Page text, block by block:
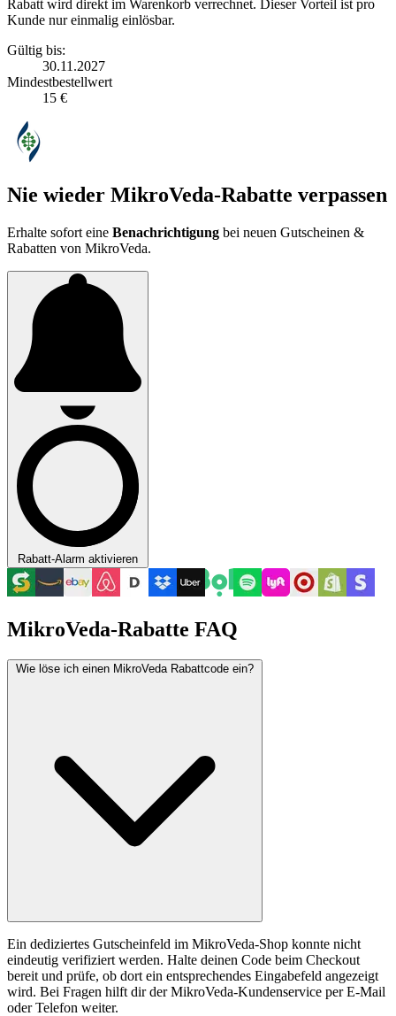
Rabatt wird direkt im Warenkorb verrechnet. Dieser Vorteil ist pro
Kunde nur einmalig einlösbar.
Gültig bis:
30.11.2027
Mindestbestellwert
15 €
Nie wieder MikroVeda-Rabatte verpassen
Erhalte sofort eine Benachrichtigung bei neuen Gutscheinen &
Rabatten von MikroVeda.
Rabatt-Alarm aktivieren
MikroVeda-Rabatte FAQ
Wie löse ich einen MikroVeda Rabattcode ein?
Ein dediziertes Gutscheinfeld im MikroVeda-Shop konnte nicht
eindeutig verifiziert werden. Halte deinen Code beim Checkout
bereit und prüfe, ob dort ein entsprechendes Eingabefeld angezeigt
wird. Bei Fragen hilft dir der MikroVeda-Kundenservice per E-Mail
oder Telefon weiter.